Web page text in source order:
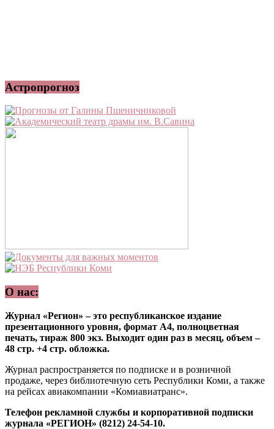
Астропрогноз
О нас:
Журнал «Регион» – это республиканское издание
презентационного уровня, формат А4, полноцветная
печать, тираж 800 экз. Выходит один раз в месяц, объем –
48 стр. +4 стр. обложка.
Журнал распространяется по подписке и в розничной
продаже, через библиотечную сеть Республики Коми, а также
на рейсах авиакомпании «Комиавиатранс».
Телефон рекламной службы и корпоративной подписки
журнала «РЕГИОН» (8212) 24-54-10.